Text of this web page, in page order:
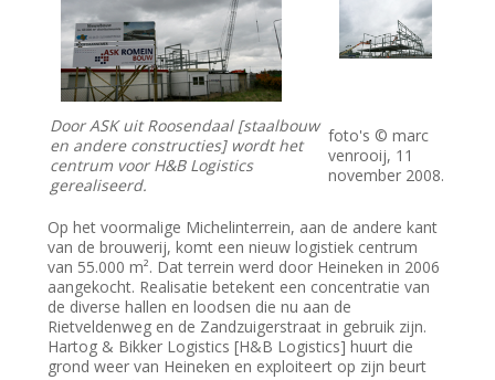
Door ASK uit Roosendaal [staalbouw
en andere constructies] wordt het
centrum voor H&B Logistics
gerealiseerd.
foto's © marc
venrooij, 11
november 2008.
Op het voormalige Michelinterrein, aan de andere kant
van de brouwerij, komt een nieuw logistiek centrum
van 55.000 m². Dat terrein werd door Heineken in 2006
aangekocht. Realisatie betekent een concentratie van
de diverse hallen en loodsen die nu aan de
Rietveldenweg en de Zandzuigerstraat in gebruik zijn.
Hartog & Bikker Logistics [H&B Logistics] huurt die
grond weer van Heineken en exploiteert op zijn beurt